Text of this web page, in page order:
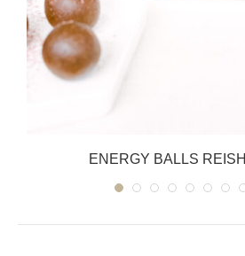
ENERGY BALLS